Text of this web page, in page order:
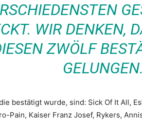
WIR DENKEN,
ZWÖLF
bestätigt wurde, sind: Sick Of It All,
Pain, Kaiser Franz Josef, Rykers,